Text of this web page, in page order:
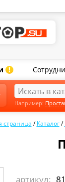
!
страница /Каталог /
артикул:
Например: